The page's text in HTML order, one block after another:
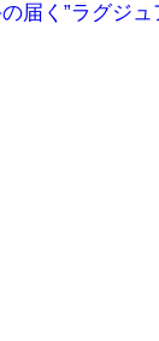
届く”ラグジ